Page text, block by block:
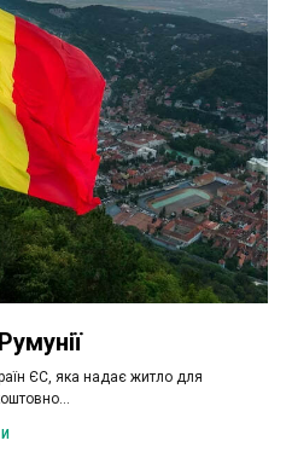
ЄС, яка надає житло для